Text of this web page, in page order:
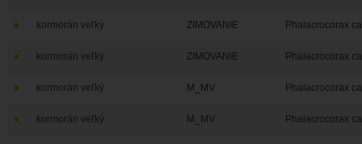
kormorán veľký ZIMOVANIE Phalacrocorax
kormorán veľký ZIMOVANIE Phalacrocorax
kormorán veľký M_MV Phalacrocorax
kormorán veľký M_MV Phalacrocorax